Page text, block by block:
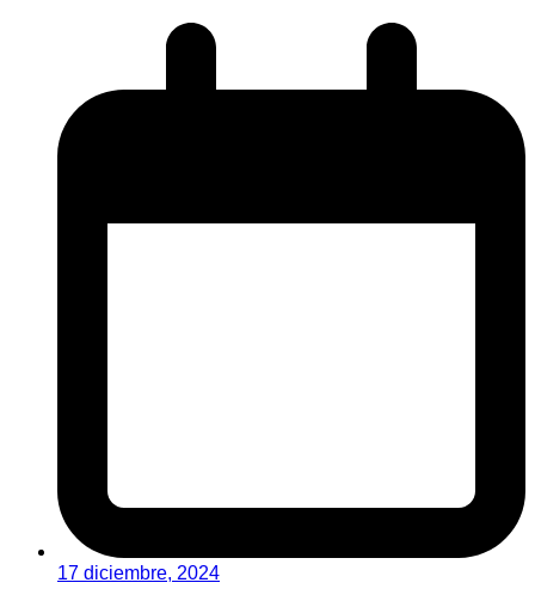
17 diciembre, 2024